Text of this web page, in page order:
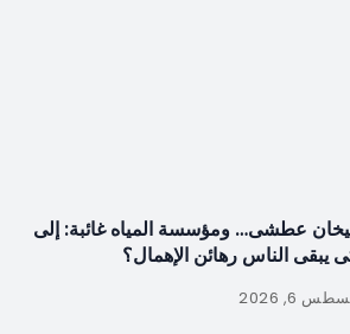
عطشى… ومؤسسة المياه غائبة: إلى
يبقى الناس رهائن الإهمال؟
6, 2026